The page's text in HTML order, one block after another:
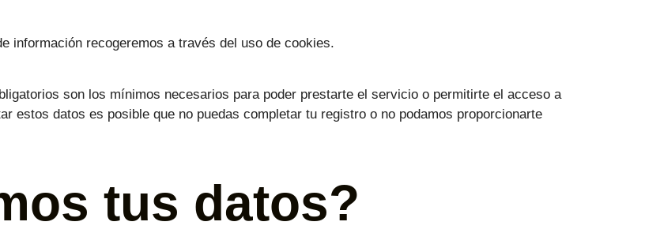
información recogeremos a través del uso de cookies.
son los mínimos necesarios para poder prestarte el servicio o permitirte el acceso a
estos datos es posible que no puedas completar tu registro o no podamos proporcionarte
tus datos?